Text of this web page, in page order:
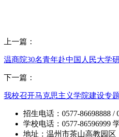
上一篇：
温商院30名青年赴中国人民大学
下一篇：
我校召开马克思主义学院建设专
招生电话：0577-86698888 /
学校电话：0577-86596999
地址：温州市茶山高教园区